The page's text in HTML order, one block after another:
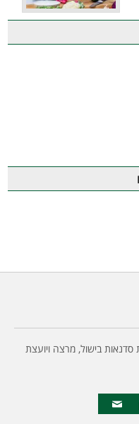
סדנאות בישול, מרצה ויועצת